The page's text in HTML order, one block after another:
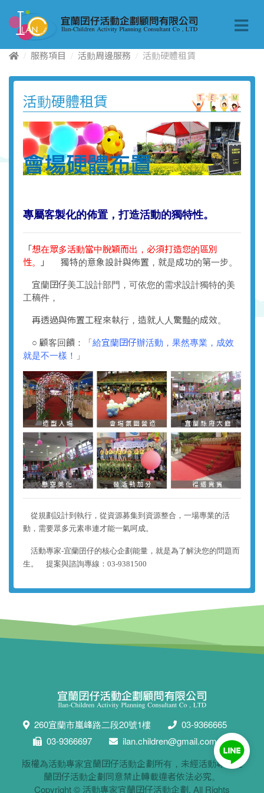
服務項目 活動周邊服務 活動硬體租賃
活動硬體租賃
專屬客製化的佈置，打造活動的獨特性。
「想在眾多活動當中脫穎而出，必須打造您的區別
性。
」 獨特的意象設計與佈置，就是成功的第一步。
宜蘭囝仔美工設計部門，可依您的需求設計獨特的美
工稿件，
再透過與佈置工程來執行，造就人人驚豔的成效。
○ 顧客回饋：「給宜蘭囝仔辦活動，果然專業，成效
就是不一樣！ 」
從規劃設計到執行，從資源募集到資源整合，一場專業的活
動，需要眾多元素串連才能一氣呵成。
活動專家-宜蘭囝仔的核心企劃能量，就是為了解決您的問題而
生。 提案與諮詢專線：03-9381500
260宜蘭市嵐峰路二段20號1樓
03-9366665
03-9366697
ilan.children@gmail.com
版權為活動專家宜蘭囝仔活動企劃所有，未經活動專家宜
蘭囝仔活動企劃同意禁止轉載違者依法必究。
Copyright © 活動專家宜蘭囝仔活動企劃. All Rights